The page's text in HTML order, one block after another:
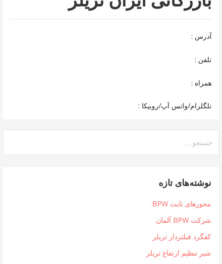
آدرس :
تلفن :
همراه :
تلگلرام/واتس آپ/روبیکا :
برای:
نوشته‌های تازه
محورهای ثابت BPW
شرکت BPW آلمان
کفگرد فیلتردار تریلر
شیر تنظیم ارتفاع تریلر